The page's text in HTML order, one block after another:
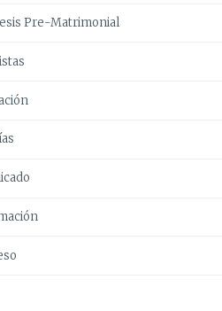
Pre-Matrimonial